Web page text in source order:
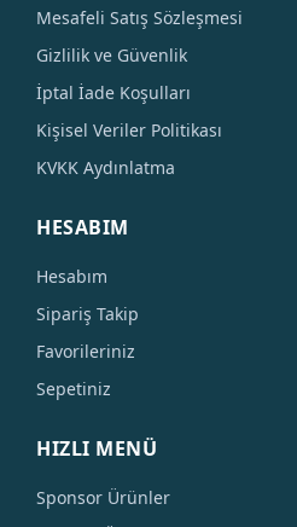
Mesafeli Satış Sözleşmesi
Gizlilik ve Güvenlik
İptal İade Koşulları
Kişisel Veriler Politikası
KVKK Aydınlatma
HESABIM
Hesabım
Sipariş Takip
Favorileriniz
Sepetiniz
HIZLI MENÜ
Sponsor Ürünler